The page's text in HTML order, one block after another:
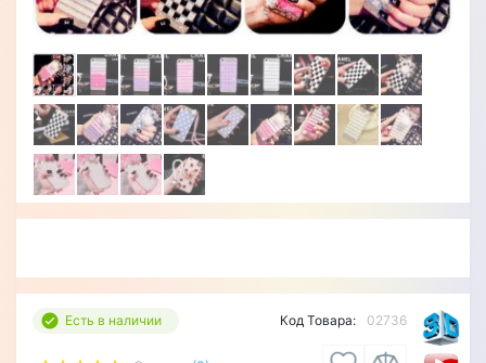
Есть в наличии Код Товара: 02736